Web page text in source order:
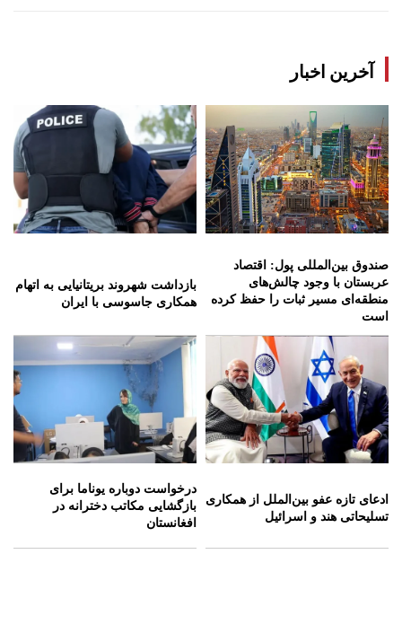
آخرین اخبار
صندوق بین‌المللی پول: اقتصاد
عربستان با وجود چالش‌های
منطقه‌ای مسیر ثبات را حفظ کرده
است
بازداشت شهروند بریتانیایی به اتهام
همکاری جاسوسی با ایران
ادعای تازه عفو بین‌الملل از همکاری
تسلیحاتی هند و اسرائیل
درخواست دوباره یوناما برای
بازگشایی مکاتب دخترانه در
افغانستان